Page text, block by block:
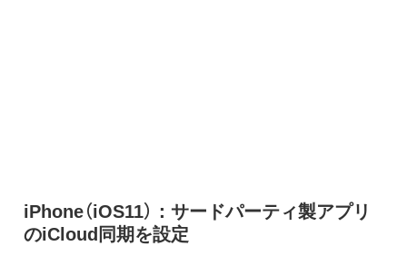
iPhone（iOS11）：サードパーティ製アプリ
のiCloud同期を設定